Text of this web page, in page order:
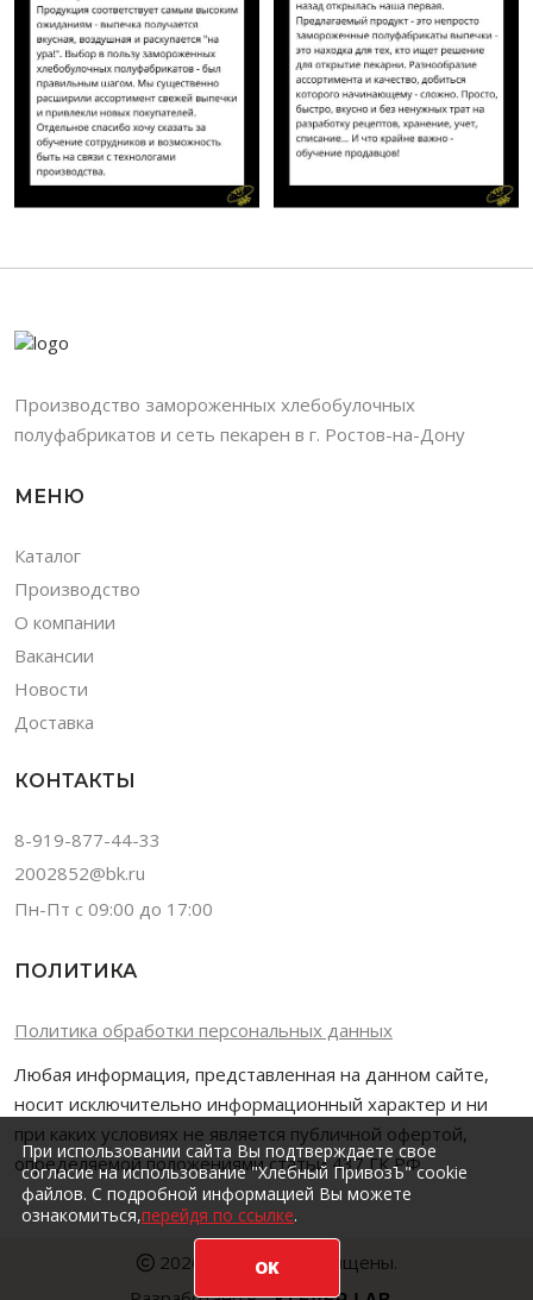
При использовании сайта Вы подтверждаете свое
согласие на использование "Хлебный ПривозЪ" cookie
файлов. С подробной информацией Вы можете
ознакомиться,перейдя по ссылке.
OK
Производство замороженных хлебобулочных
полуфабрикатов и сеть пекарен в г. Ростов-на-Дону
МЕНЮ
Каталог
Производство
О компании
Вакансии
Новости
Доставка
КОНТАКТЫ
8-919-877-44-33
2002852@bk.ru
Пн-Пт с 09:00 до 17:00
ПОЛИТИКА
Политика обработки персональных данных
Любая информация, представленная на данном сайте,
носит исключительно информационный характер и ни
при каких условиях не является публичной офертой,
определяемой положениями статьи 437 ГК РФ.
2026
Все права защищены.